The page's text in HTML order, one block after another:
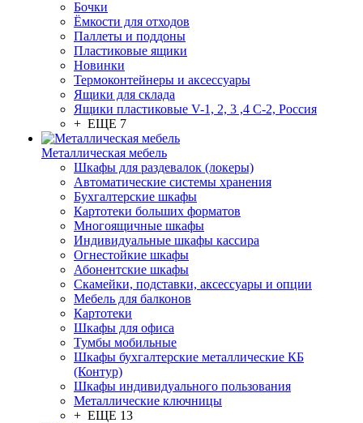
Бочки
Ёмкости для отходов
Паллеты и поддоны
Пластиковые ящики
Новинки
Термоконтейнеры и аксессуары
Ящики для склада
Ящики пластиковые V-1, 2, 3 ,4 С-2, Россия
+ ЕЩЕ 7
Металлическая мебель
Шкафы для раздевалок (локеры)
Автоматические системы хранения
Бухгалтерские шкафы
Картотеки больших форматов
Многоящичные шкафы
Индивидуальные шкафы кассира
Огнестойкие шкафы
Абонентские шкафы
Скамейки, подставки, аксессуары и опции
Мебель для балконов
Картотеки
Шкафы для офиса
Тумбы мобильные
Шкафы бухгалтерские металлические КБ
(Контур)
Шкафы индивидуального пользования
Металлические ключницы
+ ЕЩЕ 13